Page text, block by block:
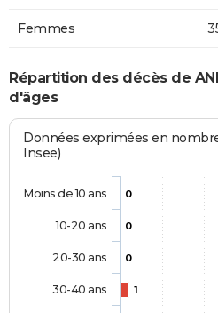
Femmes
Répartition des décès de
d'âges
Données exprimées en
Insee)
0
0
0
1
Moins de 10 ans
10-20 ans
20-30 ans
30-40 ans